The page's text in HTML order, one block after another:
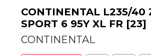
CONTINENTAL L235/40
SPORT 6 95Y XL FR [23]
CONTINENTAL